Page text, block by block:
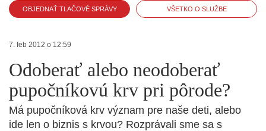
OBJEDNAŤ TLAČOVÉ SPRÁVY VŠETKO O SLUŽBE
7. feb 2012 o 12:59
Odoberať alebo neodoberať
pupočníkovú krv pri pôrode?
Má pupočníková krv význam pre naše deti, alebo
ide len o biznis s krvou? Rozprávali sme sa s